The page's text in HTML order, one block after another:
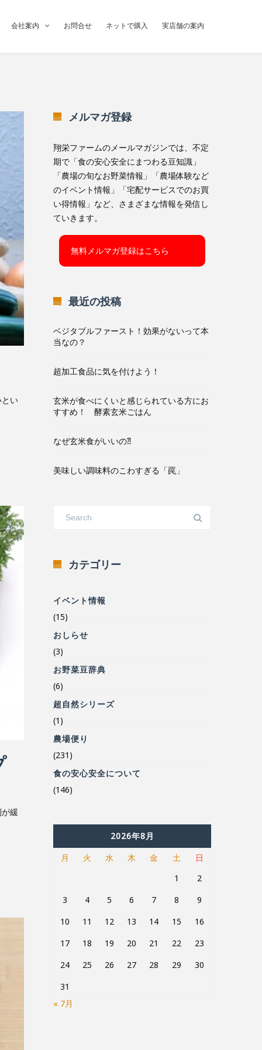
会社案内 お問合せ ネットで購入 実店舗の案内
い
緩
メルマガ登録
翔栄ファームのメールマガジンでは、不定
期で「食の安心安全にまつわる豆知識」
「農場の旬なお野菜情報」「農場体験など
のイベント情報」「宅配サービスでのお買
い得情報」など、さまざまな情報を発信し
ていきます。
無料メルマガ登録はこちら
最近の投稿
ベジタブルファースト！効果がないって本
当なの？
超加工食品に気を付けよう！
玄米が食べにくいと感じられている方にお
すすめ！ 酵素玄米ごはん
なぜ玄米食がいいの⁈
美味しい調味料のこわすぎる「罠」
カテゴリー
イベント情報
(15)
おしらせ
(3)
お野菜豆辞典
(6)
超自然シリーズ
(1)
農場便り
(231)
食の安心安全について
(146)
2026年8月
月
火 水 木 金 土
日
1
2
3
4 5 6 7 8
9
10
11 12 13 14 15
16
17
18 19 20 21 22
23
24
25 26 27 28 29
30
31
« 7月